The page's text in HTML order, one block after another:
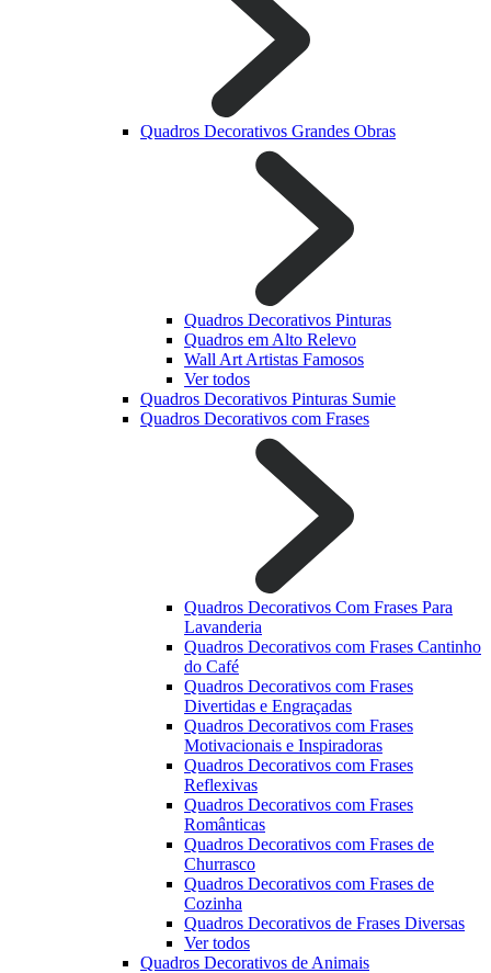
Quadros Decorativos Grandes Obras
Quadros Decorativos Pinturas
Quadros em Alto Relevo
Wall Art Artistas Famosos
Ver todos
Quadros Decorativos Pinturas Sumie
Quadros Decorativos com Frases
Quadros Decorativos Com Frases Para
Lavanderia
Quadros Decorativos com Frases Cantinho
do Café
Quadros Decorativos com Frases
Divertidas e Engraçadas
Quadros Decorativos com Frases
Motivacionais e Inspiradoras
Quadros Decorativos com Frases
Reflexivas
Quadros Decorativos com Frases
Românticas
Quadros Decorativos com Frases de
Churrasco
Quadros Decorativos com Frases de
Cozinha
Quadros Decorativos de Frases Diversas
Ver todos
Quadros Decorativos de Animais